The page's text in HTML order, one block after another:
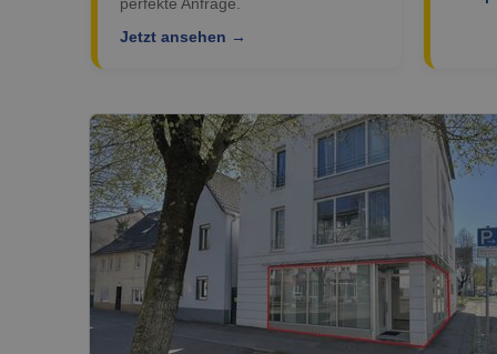
perfekte Anfrage.
Jetzt ansehen →